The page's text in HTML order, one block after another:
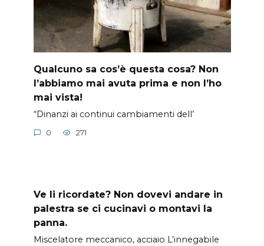
Qualcuno sa cos’è questa cosa? Non
l’abbiamo mai avuta prima e non l’ho
mai vista!
“Dinanzi ai continui cambiamenti dell’
0 271
Ve li ricordate? Non dovevi andare in
palestra se ci cucinavi o montavi la
panna.
Miscelatore meccanico, acciaio L’innegabile